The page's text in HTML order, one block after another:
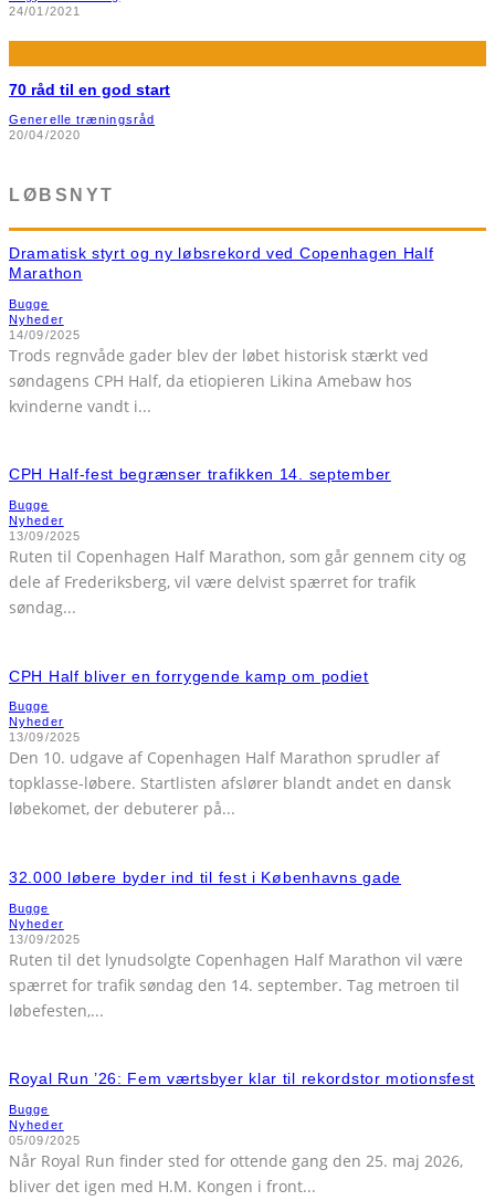
24/01/2021
70 råd til en god start
Generelle træningsråd
20/04/2020
LØBSNYT
Dramatisk styrt og ny løbsrekord ved Copenhagen Half
Marathon
Bugge
Nyheder
14/09/2025
Trods regnvåde gader blev der løbet historisk stærkt ved
søndagens CPH Half, da etiopieren Likina Amebaw hos
kvinderne vandt i...
CPH Half-fest begrænser trafikken 14. september
Bugge
Nyheder
13/09/2025
Ruten til Copenhagen Half Marathon, som går gennem city og
dele af Frederiksberg, vil være delvist spærret for trafik
søndag...
CPH Half bliver en forrygende kamp om podiet
Bugge
Nyheder
13/09/2025
Den 10. udgave af Copenhagen Half Marathon sprudler af
topklasse-løbere. Startlisten afslører blandt andet en dansk
løbekomet, der debuterer på...
32.000 løbere byder ind til fest i Københavns gade
Bugge
Nyheder
13/09/2025
Ruten til det lynudsolgte Copenhagen Half Marathon vil være
spærret for trafik søndag den 14. september. Tag metroen til
løbefesten,...
Royal Run ’26: Fem værtsbyer klar til rekordstor motionsfest
Bugge
Nyheder
05/09/2025
Når Royal Run finder sted for ottende gang den 25. maj 2026,
bliver det igen med H.M. Kongen i front...